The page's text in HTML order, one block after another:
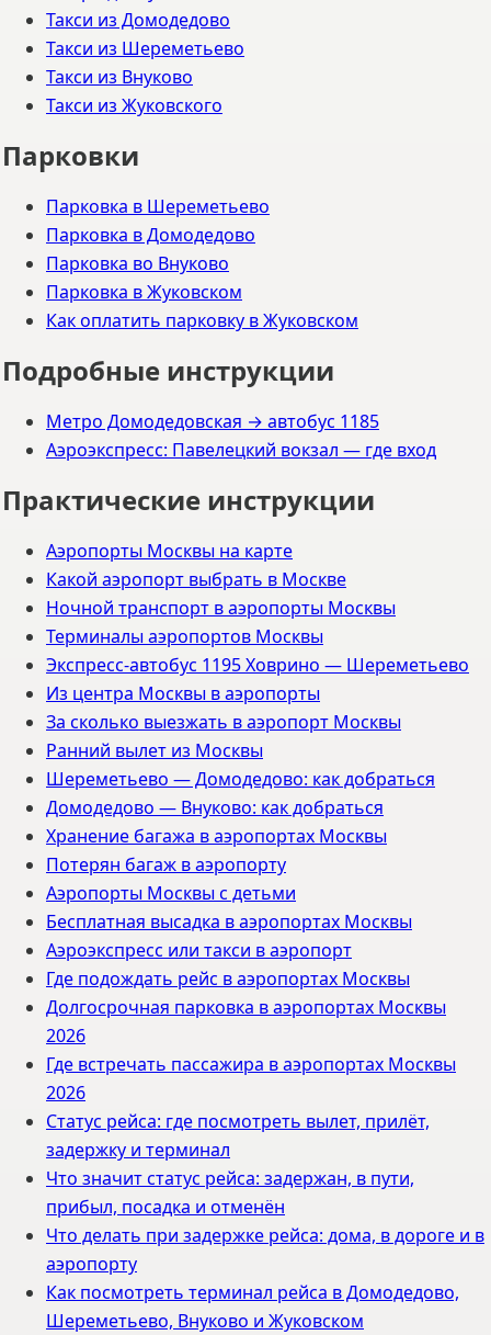
Такси из Домодедово
Такси из Шереметьево
Такси из Внуково
Такси из Жуковского
Парковки
Парковка в Шереметьево
Парковка в Домодедово
Парковка во Внуково
Парковка в Жуковском
Как оплатить парковку в Жуковском
Подробные инструкции
Метро Домодедовская → автобус 1185
Аэроэкспресс: Павелецкий вокзал — где вход
Практические инструкции
Аэропорты Москвы на карте
Какой аэропорт выбрать в Москве
Ночной транспорт в аэропорты Москвы
Терминалы аэропортов Москвы
Экспресс-автобус 1195 Ховрино — Шереметьево
Из центра Москвы в аэропорты
За сколько выезжать в аэропорт Москвы
Ранний вылет из Москвы
Шереметьево — Домодедово: как добраться
Домодедово — Внуково: как добраться
Хранение багажа в аэропортах Москвы
Потерян багаж в аэропорту
Аэропорты Москвы с детьми
Бесплатная высадка в аэропортах Москвы
Аэроэкспресс или такси в аэропорт
Где подождать рейс в аэропортах Москвы
Долгосрочная парковка в аэропортах Москвы
2026
Где встречать пассажира в аэропортах Москвы
2026
Статус рейса: где посмотреть вылет, прилёт,
задержку и терминал
Что значит статус рейса: задержан, в пути,
прибыл, посадка и отменён
Что делать при задержке рейса: дома, в дороге и в
аэропорту
Как посмотреть терминал рейса в Домодедово,
Шереметьево, Внуково и Жуковском